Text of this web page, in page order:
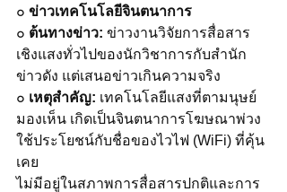
๐ ข่าวเทคโนโลยีจินตนาการ
๐ ต้นทางข่าว: ข่าวงานวิจัยการสื่อสาร
เชิงแสงทั่วไปของนักวิชาการกับสำนัก
ข่าวดัง แต่เสนอข่าวเกินความจริง
๐ เหตุสำคัญ: เทคโนโลยีแสงที่ตามนุษย์
มองเห็น เกิดเป็นจินตนาการโฆษณาพ่วง
ใช้ประโยชน์กับชื่อของไวไฟ (WiFi) ที่คุ้น
เคย
ไม่มีอยู่ในสภาพการสื่อสารปกติและการ